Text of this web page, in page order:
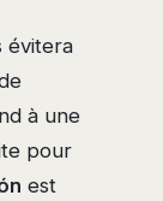
évitera
à une
pour
est